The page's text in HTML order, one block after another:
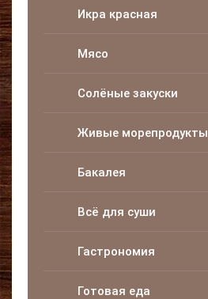
Икра красная
Мясо
Солёные закуски
Живые морепродукты
Бакалея
Всё для суши
Гастрономия
Готовая еда